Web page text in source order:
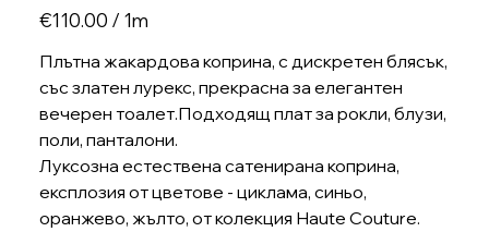
€110.00
per
€110.00 / 1m
Плътна жакардова коприна, с дискретен блясък,
със златен лурекс, прекрасна за елегантен
вечерен тоалет.Подходящ плат за рокли, блузи,
поли, панталони.
Луксозна естествена сатенирана коприна,
експлозия от цветове - циклама, синьо,
оранжево, жълто, от колекция Haute Couture.